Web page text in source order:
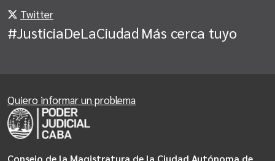
Twitter
#JusticiaDeLaCiudad Más cerca tuyo
Consejo de la Magistratura de la Ciudad Autónoma de
Quiero informar un problema